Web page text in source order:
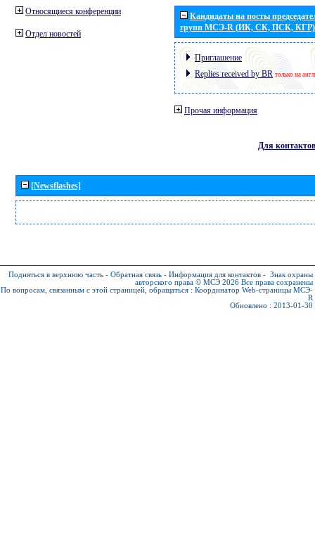
Относящиеся конференции
Отдел новостей
Кандидаты на посты
групп МСЭ-R (ИК, СК, ПСК, КГР)
Приглашение
Replies received by BR только на
Прочая информация
Для контактов
[Newsflashes]
Подняться в верхнюю часть - Обратная связь - Информация для контактов - Знак охраны
авторского права © МСЭ 2026 Все права сохранены
По вопросам, связанным с этой страницей, обращаться : Координатор Web-страницы МСЭ-
R
Обновлено : 2013-01-30